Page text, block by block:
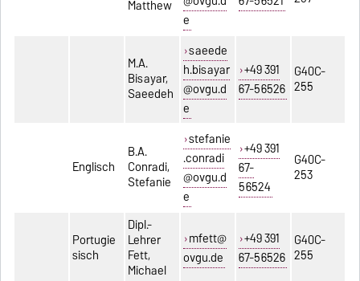
Matthew
e
M.A.
Bisayar,
Saeedeh
saeede
h.bisayar
@ovgu.d
e
+49 391
67-56526
G40C-
255
Englisch
B.A.
Conradi,
Stefanie
stefanie
.conradi
@ovgu.d
e
+49 391
67-
56524
G40C-
253
Portugie
sisch
Dipl.-
Lehrer
Fett,
Michael
mfett@
ovgu.de
+49 391
67-56526
G40C-
255